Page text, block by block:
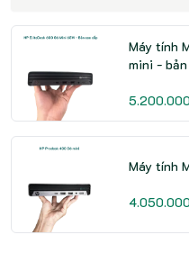
Máy tính
mini -
Máy tính